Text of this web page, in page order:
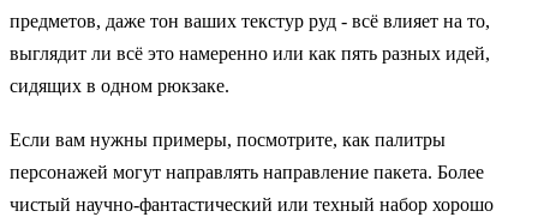
предметов, даже тон ваших текстур руд - всё влияет на то,
выглядит ли всё это намеренно или как пять разных идей,
сидящих в одном рюкзаке.
Если вам нужны примеры, посмотрите, как палитры
персонажей могут направлять направление пакета. Более
чистый научно-фантастический или техный набор хорошо